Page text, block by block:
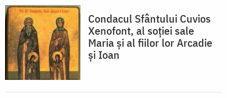
Condacul Sfântului Cuvios
Xenofont, al soţiei sale
Maria şi al fiilor lor Arcadie
şi Ioan